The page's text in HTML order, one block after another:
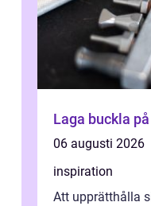
Laga buckla
06 augusti 2026
inspiration
Att upprätthålla